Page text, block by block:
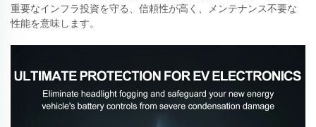
重要なインフラ投資を守る、信頼性が高く、メンテナンス不要な
性能を意味します。